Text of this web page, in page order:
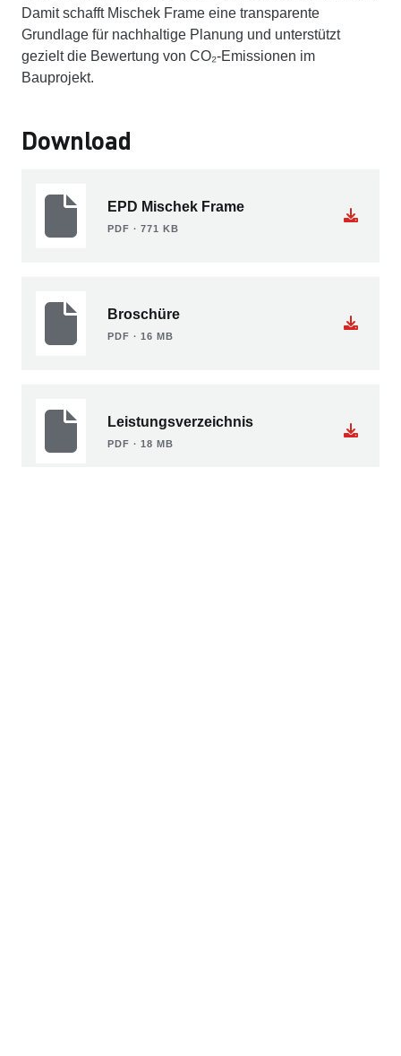
Damit schafft Mischek Frame eine transparente
Grundlage für nachhaltige Planung und unterstützt
gezielt die Bewertung von CO₂-Emissionen im
Bauprojekt.
Download
EPD Mischek Frame
PDF ∙ 771 KB
Broschüre
PDF ∙ 16 MB
Leistungsverzeichnis
PDF ∙ 18 MB